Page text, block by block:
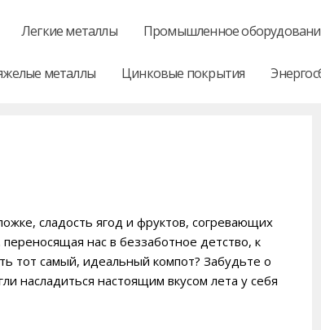
Легкие металлы Промышленное
металлы Цинковые покрытия
сладость ягод и фруктов, согревающих
нас в беззаботное детство, к
тот самый, идеальный компот? Забудьте о
насладиться настоящим вкусом лета у себя